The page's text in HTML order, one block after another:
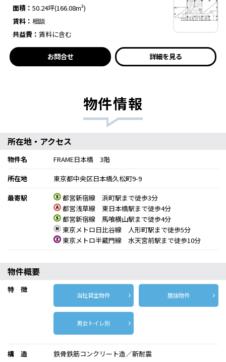
面積： 50.24坪(166.08m²)
賃料： 相談
共益費： 賃料に含む
お問合せ 詳細を見る
物件情報
所在地・アクセス
物件名
FRAME日本橋 3階
所在地
東京都中央区日本橋久松町9-9
最寄駅
都営新宿線 浜町駅まで徒歩3分
都営浅草線 東日本橋駅まで徒歩4分
都営新宿線 馬喰横山駅まで徒歩4分
東京メトロ日比谷線 人形町駅まで徒歩5分
東京メトロ半蔵門線 水天宮前駅まで徒歩10分
物件概要
特 徴
当社貸主物件 居抜物件
男女トイレ別
構 造
鉄骨鉄筋コンクリート造／新耐震